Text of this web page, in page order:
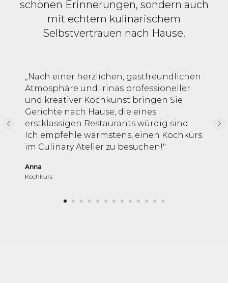
schönen Erinnerungen, sondern auch
mit echtem kulinarischem
Selbstvertrauen nach Hause.
„Nach einer herzlichen, gastfreundlichen
Atmosphäre und Irinas professioneller
und kreativer Kochkunst bringen Sie
Gerichte nach Hause, die eines
erstklassigen Restaurants würdig sind.
Ich empfehle wärmstens, einen Kochkurs
im Culinary Atelier zu besuchen!"
Anna
Kochkurs